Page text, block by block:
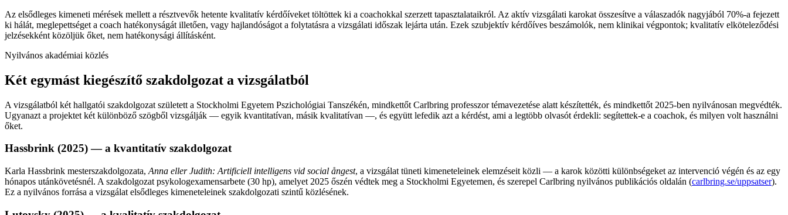
Az elsődleges kimeneti mérések mellett a résztvevők hetente kvalitatív kérdőíveket töltöttek ki a coachokkal szerzett tapasztalataikról. Az aktív vizsgálati karokat összesítve a válaszadók nagyjából 70%-a fejezett
ki hálát, meglepettséget a coach hatékonyságát illetően, vagy hajlandóságot a folytatásra a vizsgálati időszak lejárta után. Ezek szubjektív kérdőíves beszámolók, nem klinikai végpontok; kvalitatív elköteleződési
jelzésekként közöljük őket, nem hatékonysági állításként.
Nyilvános akadémiai közlés
Két egymást kiegészítő szakdolgozat a vizsgálatból
A vizsgálatból két hallgatói szakdolgozat született a Stockholmi Egyetem Pszichológiai Tanszékén, mindkettőt Carlbring professzor témavezetése alatt készítették, és mindkettőt 2025-ben nyilvánosan megvédték.
Ugyanazt a projektet két különböző szögből vizsgálják — egyik kvantitatívan, másik kvalitatívan —, és együtt lefedik azt a kérdést, ami a legtöbb olvasót érdekli: segítettek-e a coachok, és milyen volt használni
őket.
Hassbrink (2025) — a kvantitatív szakdolgozat
Karla Hassbrink mesterszakdolgozata, Anna eller Judith: Artificiell intelligens vid social ångest, a vizsgálat tüneti kimeneteleinek elemzéseit közli — a karok közötti különbségeket az intervenció végén és az egy
hónapos utánkövetésnél. A szakdolgozat psykologexamensarbete (30 hp), amelyet 2025 őszén védtek meg a Stockholmi Egyetemen, és szerepel Carlbring nyilvános publikációs oldalán (carlbring.se/uppsatser).
Ez a nyilvános forrása a vizsgálat elsődleges kimeneteleinek szakdolgozati szintű közlésének.